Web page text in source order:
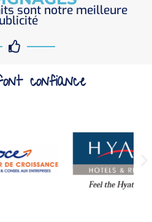
sont notre meilleure
confiance